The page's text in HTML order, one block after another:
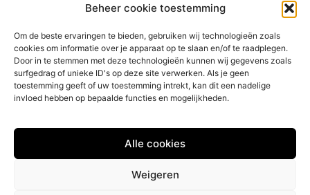
Beheer cookie toestemming
Om de beste ervaringen te bieden, gebruiken wij technologieën zoals
cookies om informatie over je apparaat op te slaan en/of te raadplegen.
Door in te stemmen met deze technologieën kunnen wij gegevens zoals
surfgedrag of unieke ID's op deze site verwerken. Als je geen
toestemming geeft of uw toestemming intrekt, kan dit een nadelige
invloed hebben op bepaalde functies en mogelijkheden.
Alle cookies
Weigeren
Jouw gids voor inspiratie en tips uit het dagelijks leven.
Ontdek een brede verzameling blogs en artikelen die je helpen
om het meeste uit elke dag te halen, met praktische adviezen
en verrassende inzichten.
Bericht categorie
Main Links